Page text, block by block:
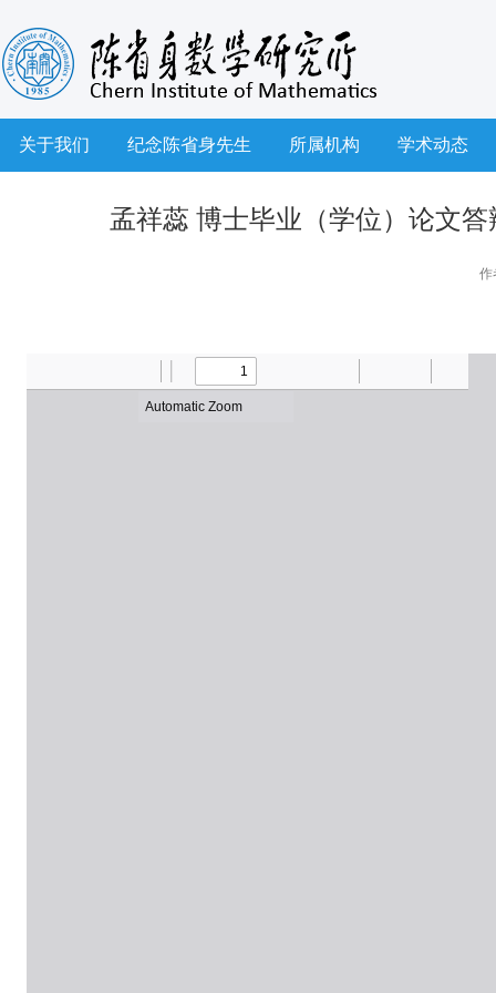
关于我们 纪念陈省身先生 所属机构 学术动态
孟祥蕊 博士毕业（学位）论文
作